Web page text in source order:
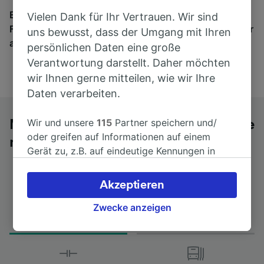
Egal, wohin die Reise geht – starten Sie mit uns.
Finden Sie hier Fahrkarten für Verbindungen von mehr
als 170 Bahn- und Busunternehmen.
Mit dem Fernbus von Aix-en-Provence
nach Barcelona-Clot-Arago
Erster und letzter Bus
Vielen Dank für Ihr Vertrauen. Wir sind
uns bewusst, dass der Umgang mit Ihren
persönlichen Daten eine große
Verantwortung darstellt. Daher möchten
wir Ihnen gerne mitteilen, wie wir Ihre
Daten verarbeiten.
Wir und unsere115 Partner speichern und/
oder greifen auf Informationen auf einem
Gerät zu, z.B. auf eindeutige Kennungen in
verarbeiten. Sie können Ihre Präferenzen
akzeptieren oder verwalten, einschließlich
Ihres Widerspruchsrechts bei berechtigtem
besuchen Sie jederzeit die Seite der
Datenschutzrichtlinie. Diese Präferenzen
Zwecke anzeigen
Akzeptieren